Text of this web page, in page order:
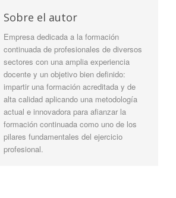
Sobre el autor
Empresa dedicada a la formación
continuada de profesionales de diversos
sectores con una amplia experiencia
docente y un objetivo bien definido:
impartir una formación acreditada y de
alta calidad aplicando una metodología
actual e innovadora para afianzar la
formación continuada como uno de los
pilares fundamentales del ejercicio
profesional.